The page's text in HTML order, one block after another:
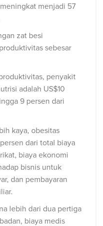
menjadi 57
zat besi
sebesar
penyakit
adalah US$10
9 persen dari
kaya, obesitas
dari total biaya
biaya ekonomi
bisnis untuk
dan pembayaran
lebih dari dua pertiga
biaya medis